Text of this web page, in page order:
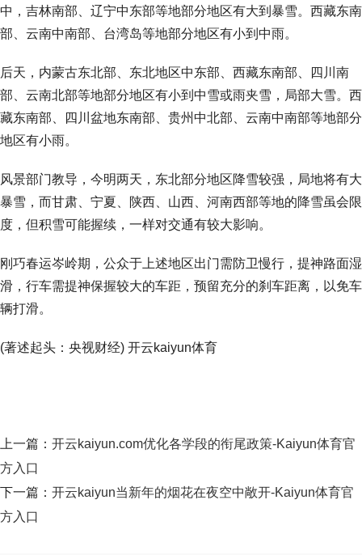
中，吉林南部、辽宁中东部等地部分地区有大到暴雪。西藏东南
部、云南中南部、台湾岛等地部分地区有小到中雨。
后天，内蒙古东北部、东北地区中东部、西藏东南部、四川南
部、云南北部等地部分地区有小到中雪或雨夹雪，局部大雪。西
藏东南部、四川盆地东南部、贵州中北部、云南中南部等地部分
地区有小雨。
风景部门教导，今明两天，东北部分地区降雪较强，局地将有大
暴雪，而甘肃、宁夏、陕西、山西、河南西部等地的降雪虽会限
度，但积雪可能握续，一样对交通有较大影响。
刚巧春运岑岭期，公众于上述地区出门需防卫慢行，提神路面湿
滑，行车需提神保握较大的车距，预留充分的刹车距离，以免车
辆打滑。
(著述起头：央视财经) 开云kaiyun体育
上一篇： 开云kaiyun.com优化各学段的衔尾政策-Kaiyun体育官
方入口
下一篇： 开云kaiyun当新年的烟花在夜空中敞开-Kaiyun体育官
方入口